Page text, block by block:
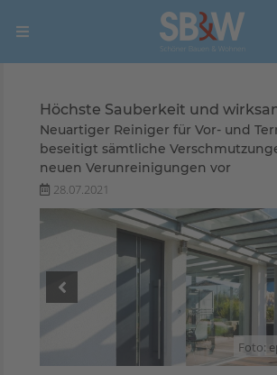
Höchste Sauberkeit und
Neuartiger Reiniger für Vor- und
beseitigt sämtliche
neuen Verunreinigungen vor
28.07.2021
Foto: